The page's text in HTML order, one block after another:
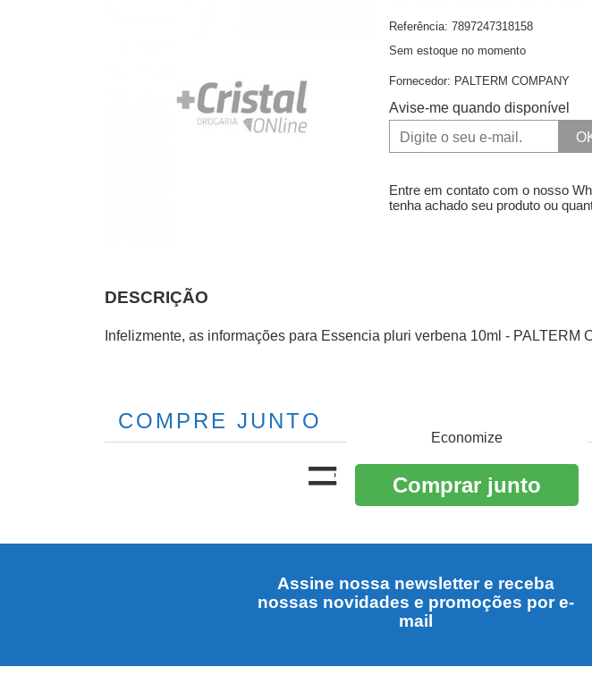
Higienie oral
Higiene Oral
Protetor Solar e
Referência: 7897247318158
Sem estoque no momento
Fornecedor: PALTERM COMPANY
Avise-me quando disponível
Entre em contato com o nosso
tenha achado seu produto ou
DESCRIÇÃO
Infelizmente, as informações para Essencia pluri verbena 10ml - PALTERM
COMPRE JUNTO
Economize
Comprar junto
Assine nossa newsletter e receba
nossas novidades e promoções por e-
mail